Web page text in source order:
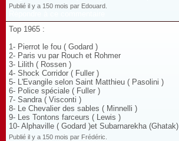
Publié il y a 150 mois par Edouard.
Top 1965 :
1- Pierrot le fou ( Godard )
2- Paris vu par Rouch et Rohmer
3- Lilith ( Rossen )
4- Shock Corridor ( Fuller )
5- L'Evangile selon Saint Matthieu ( Pasolini )
6- Police spéciale ( Fuller )
7- Sandra ( Visconti )
8- Le Chevalier des sables ( Minnelli )
9- Les Tontons farceurs ( Lewis )
10- Alphaville ( Godard )et Subarnarekha (Ghatak)
Publié il y a 150 mois par Frédéric.